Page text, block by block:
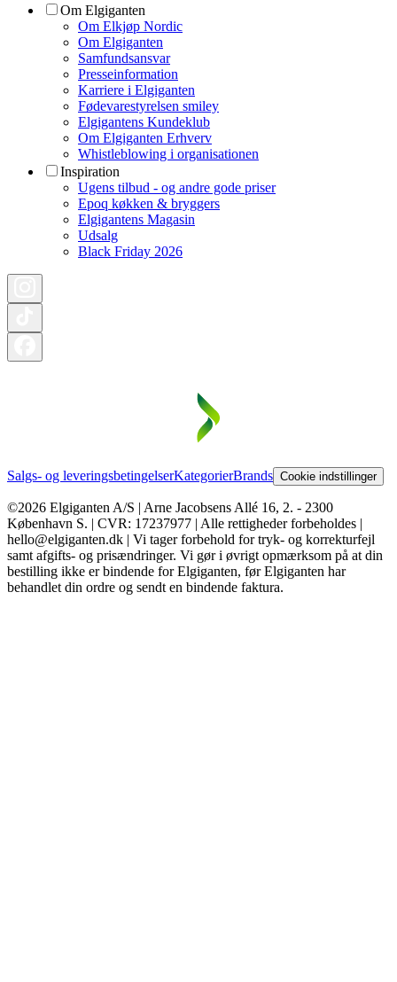
Om Elgiganten
Om Elkjøp Nordic
Om Elgiganten
Samfundsansvar
Presseinformation
Karriere i Elgiganten
Fødevarestyrelsen smiley
Elgigantens Kundeklub
Om Elgiganten Erhverv
Whistleblowing i organisationen
Inspiration
Ugens tilbud - og andre gode priser
Epoq køkken & bryggers
Elgigantens Magasin
Udsalg
Black Friday 2026
Salgs- og leveringsbetingelserKategorierBrands Cookie indstillinger
©2026 Elgiganten A/S | Arne Jacobsens Allé 16, 2. - 2300
København S. | CVR: 17237977 | Alle rettigheder forbeholdes |
hello@elgiganten.dk | Vi tager forbehold for tryk- og korrekturfejl
samt afgifts- og prisændringer. Vi gør i øvrigt opmærksom på at din
bestilling ikke er bindende for Elgiganten, før Elgiganten har
behandlet din ordre og sendt en bindende faktura.